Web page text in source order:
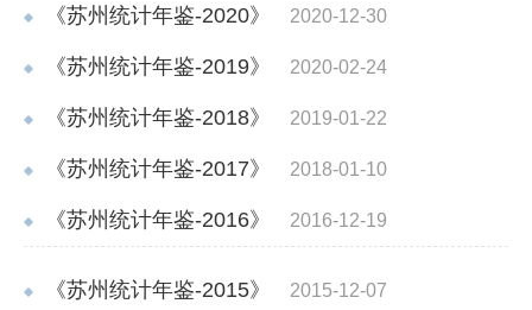
《苏州统计年鉴-2020》 2020-12-30
《苏州统计年鉴-2019》 2020-02-24
《苏州统计年鉴-2018》 2019-01-22
《苏州统计年鉴-2017》 2018-01-10
《苏州统计年鉴-2016》 2016-12-19
《苏州统计年鉴-2015》 2015-12-07